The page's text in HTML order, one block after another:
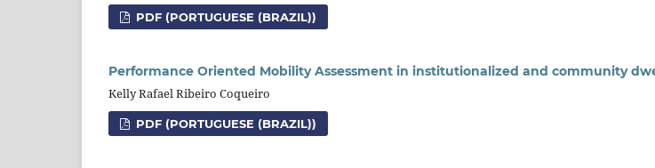
PDF (PORTUGUESE (BRAZIL))
Performance Oriented Mobility Assessment in institutionalized and community
Kelly Rafael Ribeiro Coqueiro
PDF (PORTUGUESE (BRAZIL))